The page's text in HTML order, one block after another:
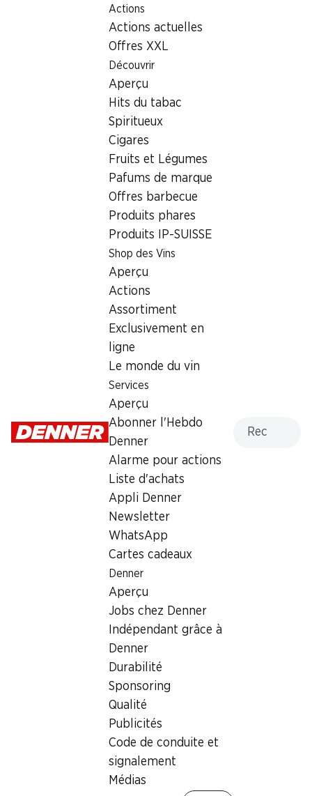
Actions
Actions actuelles
Offres XXL
Découvrir
Aperçu
Hits du tabac
Spiritueux
Cigares
Fruits et Légumes
Pafums de marque
Offres barbecue
Produits phares
Produits IP-SUISSE
Shop des Vins
Aperçu
Actions
Assortiment
Exclusivement en
ligne
Le monde du vin
Services
Aperçu
Abonner l'Hebdo
Denner
Alarme pour actions
Liste d'achats
Appli Denner
Newsletter
WhatsApp
Cartes cadeaux
Denner
Aperçu
Jobs chez Denner
Indépendant grâce à
Denner
Durabilité
Sponsoring
Qualité
Publicités
Code de conduite et
signalement
Médias
Localisateur de succursales
Succursale Denner En Félezin 0, 1032 Romanel-s-Lausanne
1032 Romanel-s-Lausanne,
Centre Commerciale
Succursale Denner
En Félezin 0, 1032 Romanel-s-Lausanne
Voir l’itinéraire
Heures d'ouverture
Mercredi
Retrait d'espèces avec la carte
postale / M-Card